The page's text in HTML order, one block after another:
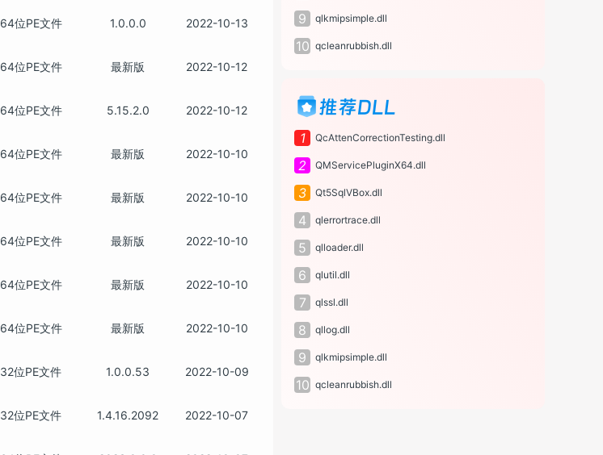
64位PE文件 1.0.0.0 2022-10-13
64位PE文件 最新版 2022-10-12
64位PE文件 5.15.2.0 2022-10-12
64位PE文件 最新版 2022-10-10
64位PE文件 最新版 2022-10-10
64位PE文件 最新版 2022-10-10
64位PE文件 最新版 2022-10-10
64位PE文件 最新版 2022-10-10
32位PE文件 1.0.0.53 2022-10-09
32位PE文件 1.4.16.2092 2022-10-07
9 qlkmipsimple.dll
10 qcleanrubbish.dll
推荐DLL
1 QcAttenCorrectionTesting.dll
2 QMServicePluginX64.dll
3 Qt5SqlVBox.dll
4 qlerrortrace.dll
5 qlloader.dll
6 qlutil.dll
7 qlssl.dll
8 qllog.dll
9 qlkmipsimple.dll
10 qcleanrubbish.dll